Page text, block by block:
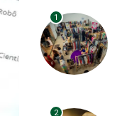
1
2